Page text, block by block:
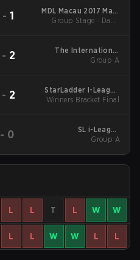
-1
MDL Macau 2017 Main
Event
Group Stage - Day 1
- 2
The International
2016 Group Stage:
Group A
- 2
StarLadder i-League
Invitational 2016
Winners Bracket Final
- 0
SL i-League
StarSeries S13 Finals
Group A
L L T L W W
L L W W L L